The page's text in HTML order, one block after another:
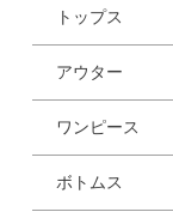
トップス
アウター
ワンピース
ボトムス